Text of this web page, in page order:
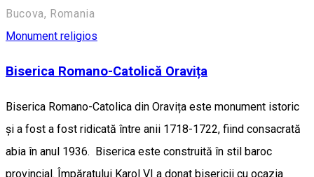
Bucova, Romania
Monument religios
Biserica Romano-Catolică Oravița
Biserica Romano-Catolica din Oravița este monument istoric
și a fost a fost ridicată între anii 1718-1722, fiind consacrată
abia în anul 1936. Biserica este construită în stil baroc
provincial. Împăratului Karol VI a donat bisericii cu ocazia